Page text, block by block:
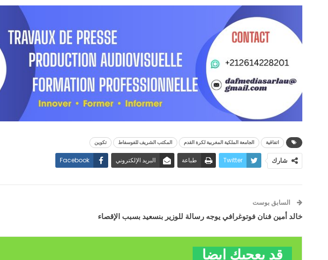
اتفاقية الجامعة الملكية المغربية لكرة القدم المكتب الشريف للفوسفاط تكوين
شارك Twitter طباعة البريد الإلكتروني Facebook
السابق بوست
خالد أمين فنان فوتوغرافي يوجه رسالة للوزير بنسعيد بسبب الإقصاء
قد يعجبك ايضا